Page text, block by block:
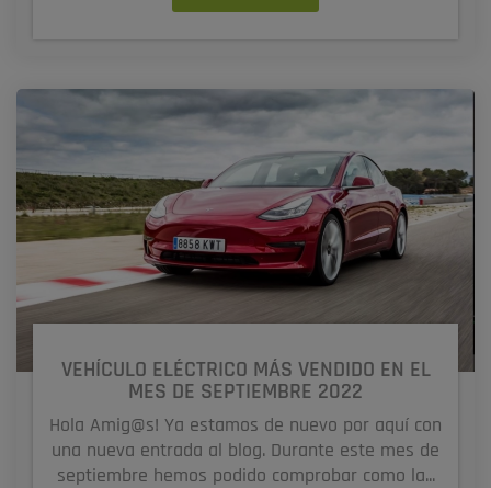
VEHÍCULO ELÉCTRICO MÁS VENDIDO EN EL
MES DE SEPTIEMBRE 2022
Hola Amig@s! Ya estamos de nuevo por aquí con
una nueva entrada al blog. Durante este mes de
septiembre hemos podido comprobar como la...